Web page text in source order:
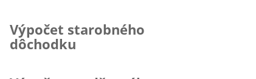
Výpočet starobného
dôchodku